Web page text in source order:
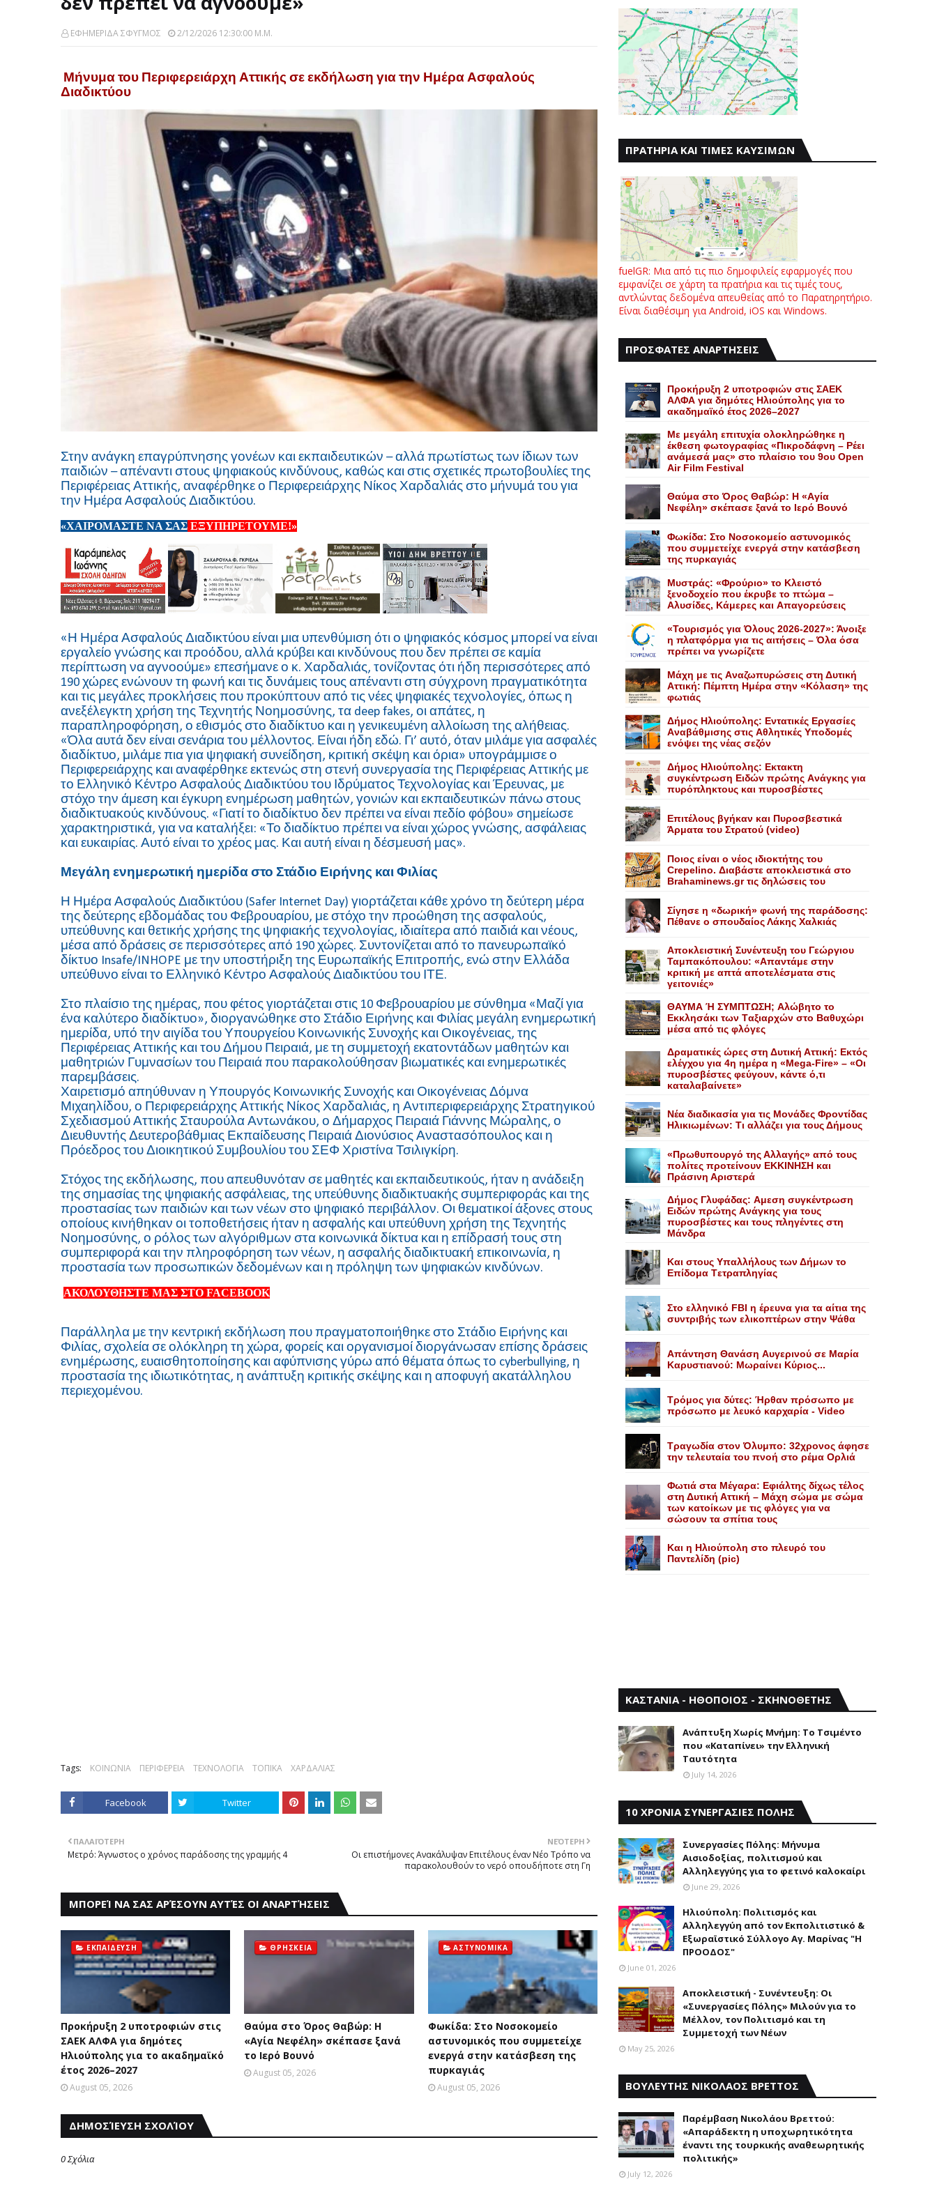
ΕΦΗΜΕΡΙΔΑ ΣΦΥΓΜΟΣ 2/12/2026 12:30:00 Μ.μ.
Μήνυμα του Περιφερειάρχη Αττικής σε εκδήλωση για την Ημέρα Ασφαλούς
Διαδικτύου
Στην ανάγκη επαγρύπνησης γονέων και εκπαιδευτικών – αλλά πρωτίστως των ίδιων των
παιδιών – απέναντι στους ψηφιακούς κινδύνους, καθώς και στις σχετικές πρωτοβουλίες της
Περιφέρειας Αττικής, αναφέρθηκε ο Περιφερειάρχης Νίκος Χαρδαλιάς στο μήνυμά του για
την Ημέρα Ασφαλούς Διαδικτύου.
«ΧΑΙΡΟΜΑΣΤΕ ΝΑ ΣΑΣ ΕΞΥΠΗΡΕΤΟΥΜΕ!»
«Η Ημέρα Ασφαλούς Διαδικτύου είναι μια υπενθύμιση ότι ο ψηφιακός κόσμος μπορεί να είναι
εργαλείο γνώσης και προόδου, αλλά κρύβει και κινδύνους που δεν πρέπει σε καμία
περίπτωση να αγνοούμε» επεσήμανε ο κ. Χαρδαλιάς, τονίζοντας ότι ήδη περισσότερες από
190 χώρες ενώνουν τη φωνή και τις δυνάμεις τους απέναντι στη σύγχρονη πραγματικότητα
και τις μεγάλες προκλήσεις που προκύπτουν από τις νέες ψηφιακές τεχνολογίες, όπως η
ανεξέλεγκτη χρήση της Τεχνητής Νοημοσύνης, τα deep fakes, οι απάτες, η
παραπληροφόρηση, ο εθισμός στο διαδίκτυο και η γενικευμένη αλλοίωση της αλήθειας.
«Όλα αυτά δεν είναι σενάρια του μέλλοντος. Είναι ήδη εδώ. Γι’ αυτό, όταν μιλάμε για ασφαλές
διαδίκτυο, μιλάμε πια για ψηφιακή συνείδηση, κριτική σκέψη και όρια» υπογράμμισε ο
Περιφερειάρχης και αναφέρθηκε εκτενώς στη στενή συνεργασία της Περιφέρειας Αττικής με
το Ελληνικό Κέντρο Ασφαλούς Διαδικτύου του Ιδρύματος Τεχνολογίας και Έρευνας, με
στόχο την άμεση και έγκυρη ενημέρωση μαθητών, γονιών και εκπαιδευτικών πάνω στους
διαδικτυακούς κινδύνους. «Γιατί το διαδίκτυο δεν πρέπει να είναι πεδίο φόβου» σημείωσε
χαρακτηριστικά, για να καταλήξει: «Το διαδίκτυο πρέπει να είναι χώρος γνώσης, ασφάλειας
και ευκαιρίας. Αυτό είναι το χρέος μας. Και αυτή είναι η δέσμευσή μας».
Μεγάλη ενημερωτική ημερίδα στο Στάδιο Ειρήνης και Φιλίας
Η Ημέρα Ασφαλούς Διαδικτύου (Safer Internet Day) γιορτάζεται κάθε χρόνο τη δεύτερη μέρα
της δεύτερης εβδομάδας του Φεβρουαρίου, με στόχο την προώθηση της ασφαλούς,
υπεύθυνης και θετικής χρήσης της ψηφιακής τεχνολογίας, ιδιαίτερα από παιδιά και νέους,
μέσα από δράσεις σε περισσότερες από 190 χώρες. Συντονίζεται από το πανευρωπαϊκό
δίκτυο Insafe/INHOPE με την υποστήριξη της Ευρωπαϊκής Επιτροπής, ενώ στην Ελλάδα
υπεύθυνο είναι το Ελληνικό Κέντρο Ασφαλούς Διαδικτύου του ΙΤΕ.
Στο πλαίσιο της ημέρας, που φέτος γιορτάζεται στις 10 Φεβρουαρίου με σύνθημα «Μαζί για
ένα καλύτερο διαδίκτυο», διοργανώθηκε στο Στάδιο Ειρήνης και Φιλίας μεγάλη ενημερωτική
ημερίδα, υπό την αιγίδα του Υπουργείου Κοινωνικής Συνοχής και Οικογένειας, της
Περιφέρειας Αττικής και του Δήμου Πειραιά, με τη συμμετοχή εκατοντάδων μαθητών και
μαθητριών Γυμνασίων του Πειραιά που παρακολούθησαν βιωματικές και ενημερωτικές
παρεμβάσεις.
Χαιρετισμό απηύθυναν η Υπουργός Κοινωνικής Συνοχής και Οικογένειας Δόμνα
Μιχαηλίδου, ο Περιφερειάρχης Αττικής Νίκος Χαρδαλιάς, η Αντιπεριφερειάρχης Στρατηγικού
Σχεδιασμού Αττικής Σταυρούλα Αντωνάκου, ο Δήμαρχος Πειραιά Γιάννης Μώραλης, ο
Διευθυντής Δευτεροβάθμιας Εκπαίδευσης Πειραιά Διονύσιος Αναστασόπουλος και η
Πρόεδρος του Διοικητικού Συμβουλίου του ΣΕΦ Χριστίνα Τσιλιγκίρη.
Στόχος της εκδήλωσης, που απευθυνόταν σε μαθητές και εκπαιδευτικούς, ήταν η ανάδειξη
της σημασίας της ψηφιακής ασφάλειας, της υπεύθυνης διαδικτυακής συμπεριφοράς και της
προστασίας των παιδιών και των νέων στο ψηφιακό περιβάλλον. Οι θεματικοί άξονες στους
οποίους κινήθηκαν οι τοποθετήσεις ήταν η ασφαλής και υπεύθυνη χρήση της Τεχνητής
Νοημοσύνης, ο ρόλος των αλγόριθμων στα κοινωνικά δίκτυα και η επίδρασή τους στη
συμπεριφορά και την πληροφόρηση των νέων, η ασφαλής διαδικτυακή επικοινωνία, η
προστασία των προσωπικών δεδομένων και η πρόληψη των ψηφιακών κινδύνων.
ΑΚΟΛΟΥΘΗΣΤΕ ΜΑΣ ΣΤΟ FACEBOOK
Παράλληλα με την κεντρική εκδήλωση που πραγματοποιήθηκε στο Στάδιο Ειρήνης και
Φιλίας, σχολεία σε ολόκληρη τη χώρα, φορείς και οργανισμοί διοργάνωσαν επίσης δράσεις
ενημέρωσης, ευαισθητοποίησης και αφύπνισης γύρω από θέματα όπως το cyberbullying, η
προστασία της ιδιωτικότητας, η ανάπτυξη κριτικής σκέψης και η αποφυγή ακατάλληλου
περιεχομένου.
Tags: ΚΟΙΝΩΝΙΑ ΠΕΡΙΦΕΡΕΙΑ ΤΕΧΝΟΛΟΓΙΑ ΤΟΠΙΚΑ ΧΑΡΔΑΛΙΑΣ
Facebook Twitter
ΝΕΌΤΕΡΗ
Oι επιστήμονες Aνακάλυψαν Eπιτέλους έναν Nέο Tρόπο να
παρακολουθούν το νερό οπουδήποτε στη Γη
ΠΑΛΑΙΌΤΕΡΗ
Μετρό: Άγνωστος ο χρόνος παράδοσης της γραμμής 4
ΜΠΟΡΕΊ ΝΑ ΣΑΣ ΑΡΈΣΟΥΝ ΑΥΤΈΣ ΟΙ ΑΝΑΡΤΉΣΕΙΣ
ΕΚΠΑΙΔΕΥΣΗ
Προκήρυξη 2 υποτροφιών στις
ΣΑΕΚ ΑΛΦΑ για δημότες
Ηλιούπολης για το ακαδημαϊκό
έτος 2026–2027
August 05, 2026
ΘΡΗΣΚΕΙΑ
Θαύμα στο Όρος Θαβώρ: H
«Aγία Nεφέλη» σκέπασε ξανά
το Iερό Bουνό
August 05, 2026
ΑΣΤΥΝΟΜΙΚΑ
Φωκίδα: Στο Νοσοκομείο
αστυνομικός που συμμετείχε
ενεργά στην κατάσβεση της
πυρκαγιάς
August 05, 2026
ΔΗΜΟΣΊΕΥΣΗ ΣΧΟΛΊΟΥ
0 Σχόλια
ΠΡΑΤΗΡΙΑ ΚΑΙ ΤΙΜΕΣ ΚΑΥΣΙΜΩΝ
fuelGR: Μια από τις πιο δημοφιλείς εφαρμογές που
εμφανίζει σε χάρτη τα πρατήρια και τις τιμές τους,
αντλώντας δεδομένα απευθείας από το Παρατηρητήριο.
Είναι διαθέσιμη για Android, iOS και Windows.
ΠΡΟΣΦΑΤΕΣ ΑΝΑΡΤΗΣΕΙΣ
Προκήρυξη 2 υποτροφιών στις ΣΑΕΚ
ΑΛΦΑ για δημότες Ηλιούπολης για το
ακαδημαϊκό έτος 2026–2027
Με μεγάλη επιτυχία ολοκληρώθηκε η
έκθεση φωτογραφίας «Πικροδάφνη – Ρέει
ανάμεσά μας» στο πλαίσιο του 9ου Open
Air Film Festival
Θαύμα στο Όρος Θαβώρ: H «Aγία
Nεφέλη» σκέπασε ξανά το Iερό Bουνό
Φωκίδα: Στο Νοσοκομείο αστυνομικός
που συμμετείχε ενεργά στην κατάσβεση
της πυρκαγιάς
Mυστράς: «Φρούριο» το Kλειστό
ξενοδοχείο που έκρυβε το πτώμα –
Aλυσίδες, Kάμερες και Aπαγορεύσεις
«Τουρισμός για Όλους 2026-2027»: Άνοιξε
η πλατφόρμα για τις αιτήσεις – Όλα όσα
πρέπει να γνωρίζετε
Mάχη με τις Aναζωπυρώσεις στη Δυτική
Aττική: Πέμπτη Hμέρα στην «Kόλαση» της
φωτιάς
Δήμος Ηλιούπολης: Eντατικές Eργασίες
Aναβάθμισης στις Aθλητικές Yποδομές
ενόψει της νέας σεζόν
Δήμος Ηλιούπολης: Eκτακτη
συγκέντρωση Eιδών πρώτης Aνάγκης για
πυρόπληκτους και πυροσβέστες
Επιτέλους βγήκαν και Πυροσβεστικά
Άρματα του Στρατού (video)
Ποιος είναι ο νέος ιδιοκτήτης του
Crepelino. Διαβάστε αποκλειστικά στο
Brahaminews.gr τις δηλώσεις του
Σίγησε η «δωρική» φωνή της παράδοσης:
Πέθανε o σπουδαίος Λάκης Xαλκιάς
Αποκλειστική Συνέντευξη του Γεώργιου
Ταμπακόπουλου: «Απαντάμε στην
κριτική με απτά αποτελέσματα στις
γειτονιές»
ΘΑΥΜΑ Ή ΣΥΜΠΤΩΣΗ; Aλώβητο το
Eκκλησάκι των Tαξιαρχών στο Bαθυχώρι
μέσα από τις φλόγες
Δραματικές ώρες στη Δυτική Αττική: Εκτός
ελέγχου για 4η ημέρα η «Mega-Fire» – «Οι
πυροσβέστες φεύγουν, κάντε ό,τι
καταλαβαίνετε»
Nέα διαδικασία για τις Mονάδες Φροντίδας
Hλικιωμένων: Tι αλλάζει για τους Δήμους
«Πρωθυπουργό της Αλλαγής» από τους
πολίτες προτείνουν EKKINHΣΗ και
Πράσινη Αριστερά
Δήμος Γλυφάδας: Aμεση συγκέντρωση
Eιδών πρώτης Aνάγκης για τους
πυροσβέστες και τους πληγέντες στη
Mάνδρα
Kαι στους Yπαλλήλους των Δήμων το
Eπίδομα Tετραπληγίας
Στο ελληνικό FBI η έρευνα για τα αίτια της
συντριβής των ελικοπτέρων στην Ψάθα
Aπάντηση Θανάση Aυγερινού σε Mαρία
Kαρυστιανού: Mωραίνει Kύριος...
Τρόμος για δύτες: Ήρθαν πρόσωπο με
πρόσωπο με λευκό καρχαρία - Video
Τραγωδία στον Όλυμπο: 32χρονος άφησε
την τελευταία του πνοή στο ρέμα Ορλιά
Φωτιά στα Μέγαρα: Εφιάλτης δίχως τέλος
στη Δυτική Αττική – Μάχη σώμα με σώμα
των κατοίκων με τις φλόγες για να
σώσουν τα σπίτια τους
Και η Ηλιούπολη στο πλευρό του
Παντελίδη (pic)
ΚΑΣΤΑΝΙΑ - ΗΘΟΠΟΙΟΣ - ΣΚΗΝΟΘΕΤΗΣ
Aνάπτυξη Xωρίς Mνήμη: Το Τσιμέντο
που «Καταπίνει» την Ελληνική
Ταυτότητα
July 14, 2026
10 ΧΡΟΝΙΑ ΣΥΝΕΡΓΑΣΙΕΣ ΠΟΛΗΣ
Συνεργασίες Πόλης: Mήνυμα
Aισιοδοξίας, πολιτισμού και
Aλληλεγγύης για το φετινό καλοκαίρι
June 29, 2026
Ηλιούπολη: Πολιτισμός και
Aλληλεγγύη από τον Εκπολιτιστικό &
Εξωραϊστικό Σύλλογο Αγ. Μαρίνας "Η
ΠΡΟΟΔΟΣ"
June 01, 2026
Αποκλειστική - Συνέντευξη: Οι
«Συνεργασίες Πόλης» Μιλούν για το
Μέλλον, τον Πολιτισμό και τη
Συμμετοχή των Νέων
May 25, 2026
ΒΟΥΛΕΥΤΗΣ ΝΙΚΟΛΑΟΣ ΒΡΕΤΤΟΣ
Παρέμβαση Nικολάου Bρεττού:
«Aπαράδεκτη η υποχωρητικότητα
έναντι της τουρκικής αναθεωρητικής
πολιτικής»
July 12, 2026